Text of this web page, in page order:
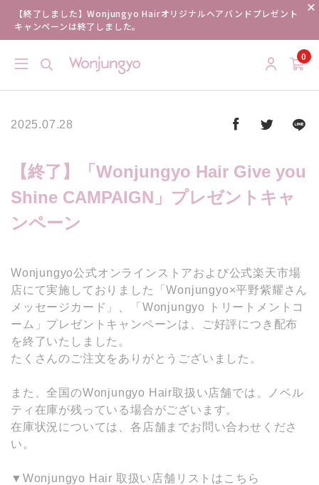
【終了しました】Wonjungyo Hairオリジナルヘアバンドプレゼント
キャンペーンは終了しました。
0
2025.07.28
【終了】「Wonjungyo Hair Give you
Shine CAMPAIGN」プレゼントキャ
ンペーン
Wonjungyo公式オンラインストアおよび公式楽天市場
店にて実施しておりました「Wonjungyo×平野紫耀さん
メッセージカード」、「Wonjungyo トリートメントコ
ーム」プレゼントキャンペーンは、ご好評につき配布
を終了いたしました。
たくさんのご注文をありがとうございました。
また、全国のWonjungyo Hair取扱い店舗では、ノベル
ティ在庫が残っている場合がございます。
在庫状況については、各店舗までお問い合わせくださ
い。
▼Wonjungyo Hair 取扱い店舗リストはこちら